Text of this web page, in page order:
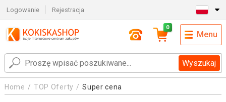
Logowanie Rejestracja
Wyszukaj
0
Menu
Home TOP Oferty Super cena